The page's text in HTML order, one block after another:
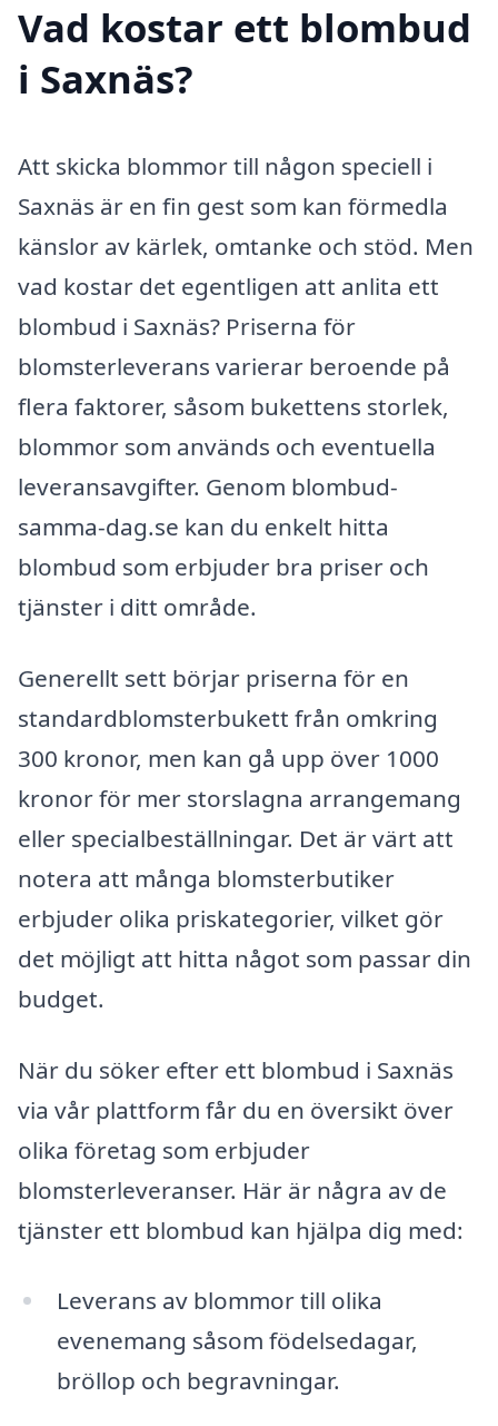
Vad kostar ett blombud
i Saxnäs?
Att skicka blommor till någon speciell i
Saxnäs är en fin gest som kan förmedla
känslor av kärlek, omtanke och stöd. Men
vad kostar det egentligen att anlita ett
blombud i Saxnäs? Priserna för
blomsterleverans varierar beroende på
flera faktorer, såsom bukettens storlek,
blommor som används och eventuella
leveransavgifter. Genom blombud-
samma-dag.se kan du enkelt hitta
blombud som erbjuder bra priser och
tjänster i ditt område.
Generellt sett börjar priserna för en
standardblomsterbukett från omkring
300 kronor, men kan gå upp över 1000
kronor för mer storslagna arrangemang
eller specialbeställningar. Det är värt att
notera att många blomsterbutiker
erbjuder olika priskategorier, vilket gör
det möjligt att hitta något som passar din
budget.
När du söker efter ett blombud i Saxnäs
via vår plattform får du en översikt över
olika företag som erbjuder
blomsterleveranser. Här är några av de
tjänster ett blombud kan hjälpa dig med:
Leverans av blommor till olika
evenemang såsom födelsedagar,
bröllop och begravningar.